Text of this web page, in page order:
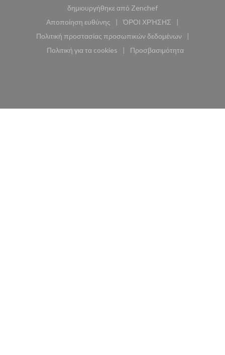
δημιουργήθηκε από Zenchef((ανοίγει σε νέο
Αποποίηση ευθύνης
((ανοίγει σε νέο παράθυρο))
ΌΡΟΙ ΧΡΉΣΗΣ
((ανοίγει σε νέο
Πολιτική προστασίας προσωπικών δεδομένων
((ανοίγει σε νέο παράθυρο))
Πολιτική για τα cookies
((ανοίγει σε νέο παράθυρο))
Προσβασιμότητα
((ανοίγει σε νέο